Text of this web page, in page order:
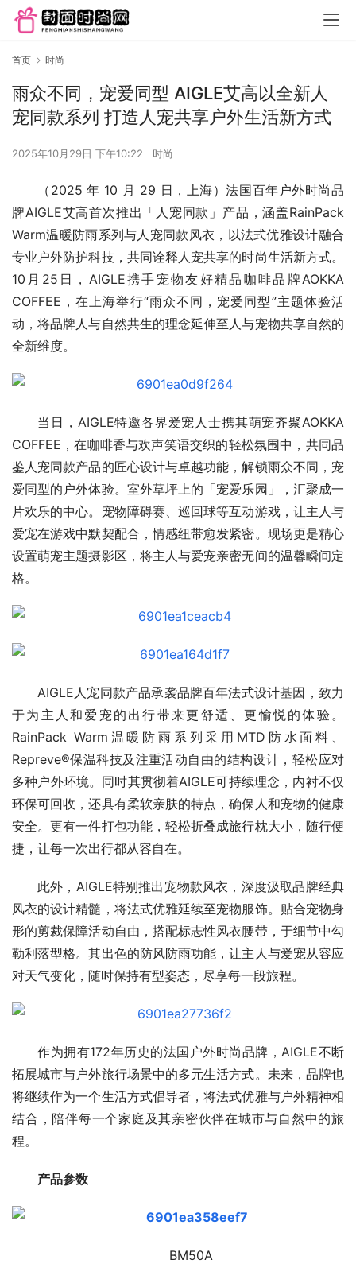
首页 时尚
雨众不同，宠爱同型 AIGLE艾高以全新人
宠同款系列 打造人宠共享户外生活新方式
2025年10月29日 下午10:22 时尚
（2025 年 10 月 29 日，上海）法国百年户外时尚品
牌AIGLE艾高首次推出「人宠同款」产品，涵盖RainPack
Warm温暖防雨系列与人宠同款风衣，以法式优雅设计融合
专业户外防护科技，共同诠释人宠共享的时尚生活新方式。
10月25日，AIGLE携手宠物友好精品咖啡品牌AOKKA
COFFEE，在上海举行“雨众不同，宠爱同型”主题体验活
动，将品牌人与自然共生的理念延伸至人与宠物共享自然的
全新维度。
当日，AIGLE特邀各界爱宠人士携其萌宠齐聚AOKKA
COFFEE，在咖啡香与欢声笑语交织的轻松氛围中，共同品
鉴人宠同款产品的匠心设计与卓越功能，解锁雨众不同，宠
爱同型的户外体验。室外草坪上的「宠爱乐园」，汇聚成一
片欢乐的中心。宠物障碍赛、巡回球等互动游戏，让主人与
爱宠在游戏中默契配合，情感纽带愈发紧密。现场更是精心
设置萌宠主题摄影区，将主人与爱宠亲密无间的温馨瞬间定
格。
AIGLE人宠同款产品承袭品牌百年法式设计基因，致力
于为主人和爱宠的出行带来更舒适、更愉悦的体验。
RainPack Warm温暖防雨系列采用MTD防水面料、
Repreve®保温科技及注重活动自由的结构设计，轻松应对
多种户外环境。同时其贯彻着AIGLE可持续理念，内衬不仅
环保可回收，还具有柔软亲肤的特点，确保人和宠物的健康
安全。更有一件打包功能，轻松折叠成旅行枕大小，随行便
捷，让每一次出行都从容自在。
此外，AIGLE特别推出宠物款风衣，深度汲取品牌经典
风衣的设计精髓，将法式优雅延续至宠物服饰。贴合宠物身
形的剪裁保障活动自由，搭配标志性风衣腰带，于细节中勾
勒利落型格。其出色的防风防雨功能，让主人与爱宠从容应
对天气变化，随时保持有型姿态，尽享每一段旅程。
作为拥有172年历史的法国户外时尚品牌，AIGLE不断
拓展城市与户外旅行场景中的多元生活方式。未来，品牌也
将继续作为一个生活方式倡导者，将法式优雅与户外精神相
结合，陪伴每一个家庭及其亲密伙伴在城市与自然中的旅
程。
产品参数
BM50A